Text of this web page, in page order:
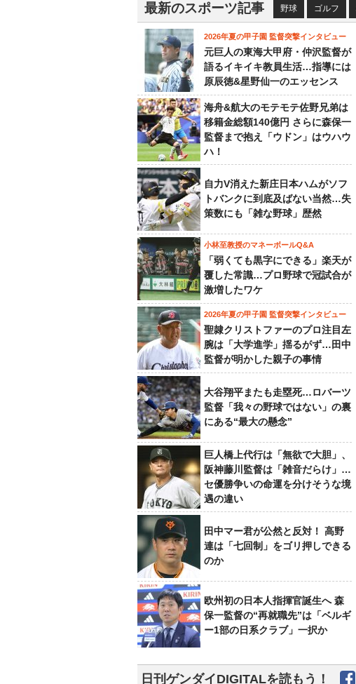
最新のスポーツ記事 野球 ゴルフ
2026年夏の甲子園 監督突撃インタビュー
元巨人の東海大甲府・仲沢監督が
語るイキイキ教員生活…指導には
原辰徳&星野仙一のエッセンス
海舟&航大のモテモテ佐野兄弟は
移籍金総額140億円 さらに森保一
監督まで抱え「ウドン」はウハウ
ハ！
自力V消えた新庄日本ハムがソフ
トバンクに到底及ばない当然…失
策数にも「雑な野球」歴然
小林至教授のマネーボールQ&A
「弱くても黒字にできる」楽天が
覆した常識…プロ野球で冠試合が
激増したワケ
2026年夏の甲子園 監督突撃インタビュー
聖隷クリストファーのプロ注目左
腕は「大学進学」揺るがず…田中
監督が明かした親子の事情
大谷翔平またも走塁死…ロバーツ
監督「我々の野球ではない」の裏
にある“最大の懸念”
巨人橋上代行は「無欲で大胆」、
阪神藤川監督は「雑音だらけ」…
セ優勝争いの命運を分けそうな境
遇の違い
田中マー君が公然と反対！ 高野
連は「七回制」をゴリ押しできる
のか
欧州初の日本人指揮官誕生へ 森
保一監督の“再就職先”は「ベルギ
ー1部の日系クラブ」一択か
日刊ゲンダイDIGITALを読もう！